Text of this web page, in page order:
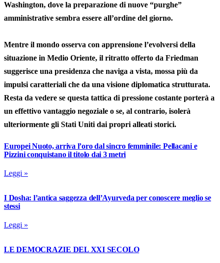
Washington, dove la preparazione di nuove “purghe”
amministrative sembra essere all’ordine del giorno.
Mentre il mondo osserva con apprensione l’evolversi della
situazione in Medio Oriente, il ritratto offerto da Friedman
suggerisce una presidenza che naviga a vista, mossa più da
impulsi caratteriali che da una visione diplomatica strutturata.
Resta da vedere se questa tattica di pressione costante porterà a
un effettivo vantaggio negoziale o se, al contrario, isolerà
ulteriormente gli Stati Uniti dai propri alleati storici.
Europei Nuoto, arriva l’oro dal sincro femminile: Pellacani e
Pizzini conquistano il titolo dai 3 metri
Leggi »
I Dosha: l’antica saggezza dell’Ayurveda per conoscere meglio se
stessi
Leggi »
LE DEMOCRAZIE DEL XXI SECOLO